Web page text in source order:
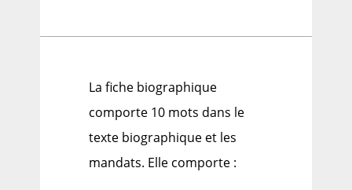
La fiche biographique
comporte 10 mots dans le
texte biographique et les
mandats. Elle comporte :